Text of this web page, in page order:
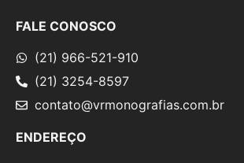
FALE CONOSCO
(21) 966-521-910
(21) 3254-8597
contato@vrmonografias.com.br
ENDEREÇO